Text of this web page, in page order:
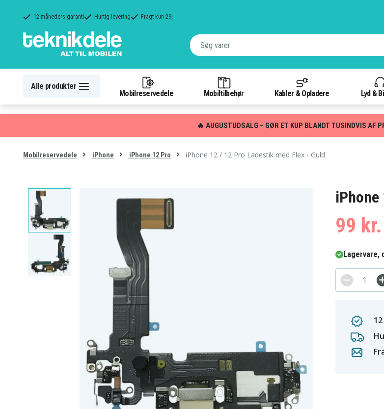
12 måneders garanti Hurtig levering Fragt kun 29,-
Alle produkter
Mobilreservedele Mobiltilbehør Kabler & Opladere Lyd &
🔥 AUGUSTUDSALG – GØR ET KUP BLANDT TUSINDVIS AF
Mobilreservedele iPhone iPhone 12 Pro iPhone 12 / 12 Pro Ladestik med Flex - Guld
iPhone
99 kr.
Lagervare,